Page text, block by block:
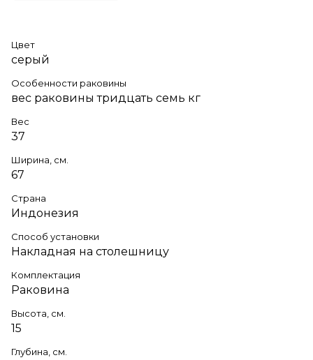
Цвет
серый
Особенности раковины
вес раковины тридцать семь кг
Вес
37
Ширина, см.
67
Страна
Индонезия
Способ установки
Накладная на столешницу
Комплектация
Раковина
Высота, см.
15
Глубина, см.